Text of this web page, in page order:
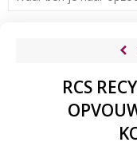
RCS